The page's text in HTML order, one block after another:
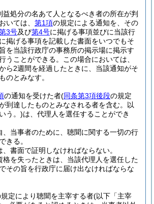
益処分の名あて人となるべき者の所在が判
いては、 第1項の規定による通知を、その
3号及び第4号に掲げる事項並びに当該行
に掲げる事項を記載した書面をいつでもそ
を当該行政庁の事務所の掲示場に掲示す
うことができる。
この場合においては、
ら2週間を経過したときに、当該通知がそ
のとみなす。
の通知を受けた者(同条第3項後段の規定
到達したものとみなされる者を含む。以
う。)は、代理人を選任することができ
、当事者のために、聴聞に関する一切の行
きる。
書面で証明しなければならない。
格を失ったときは、当該代理人を選任した
その旨を行政庁に届け出なければならな
定により聴聞を主宰する者(以下「主宰